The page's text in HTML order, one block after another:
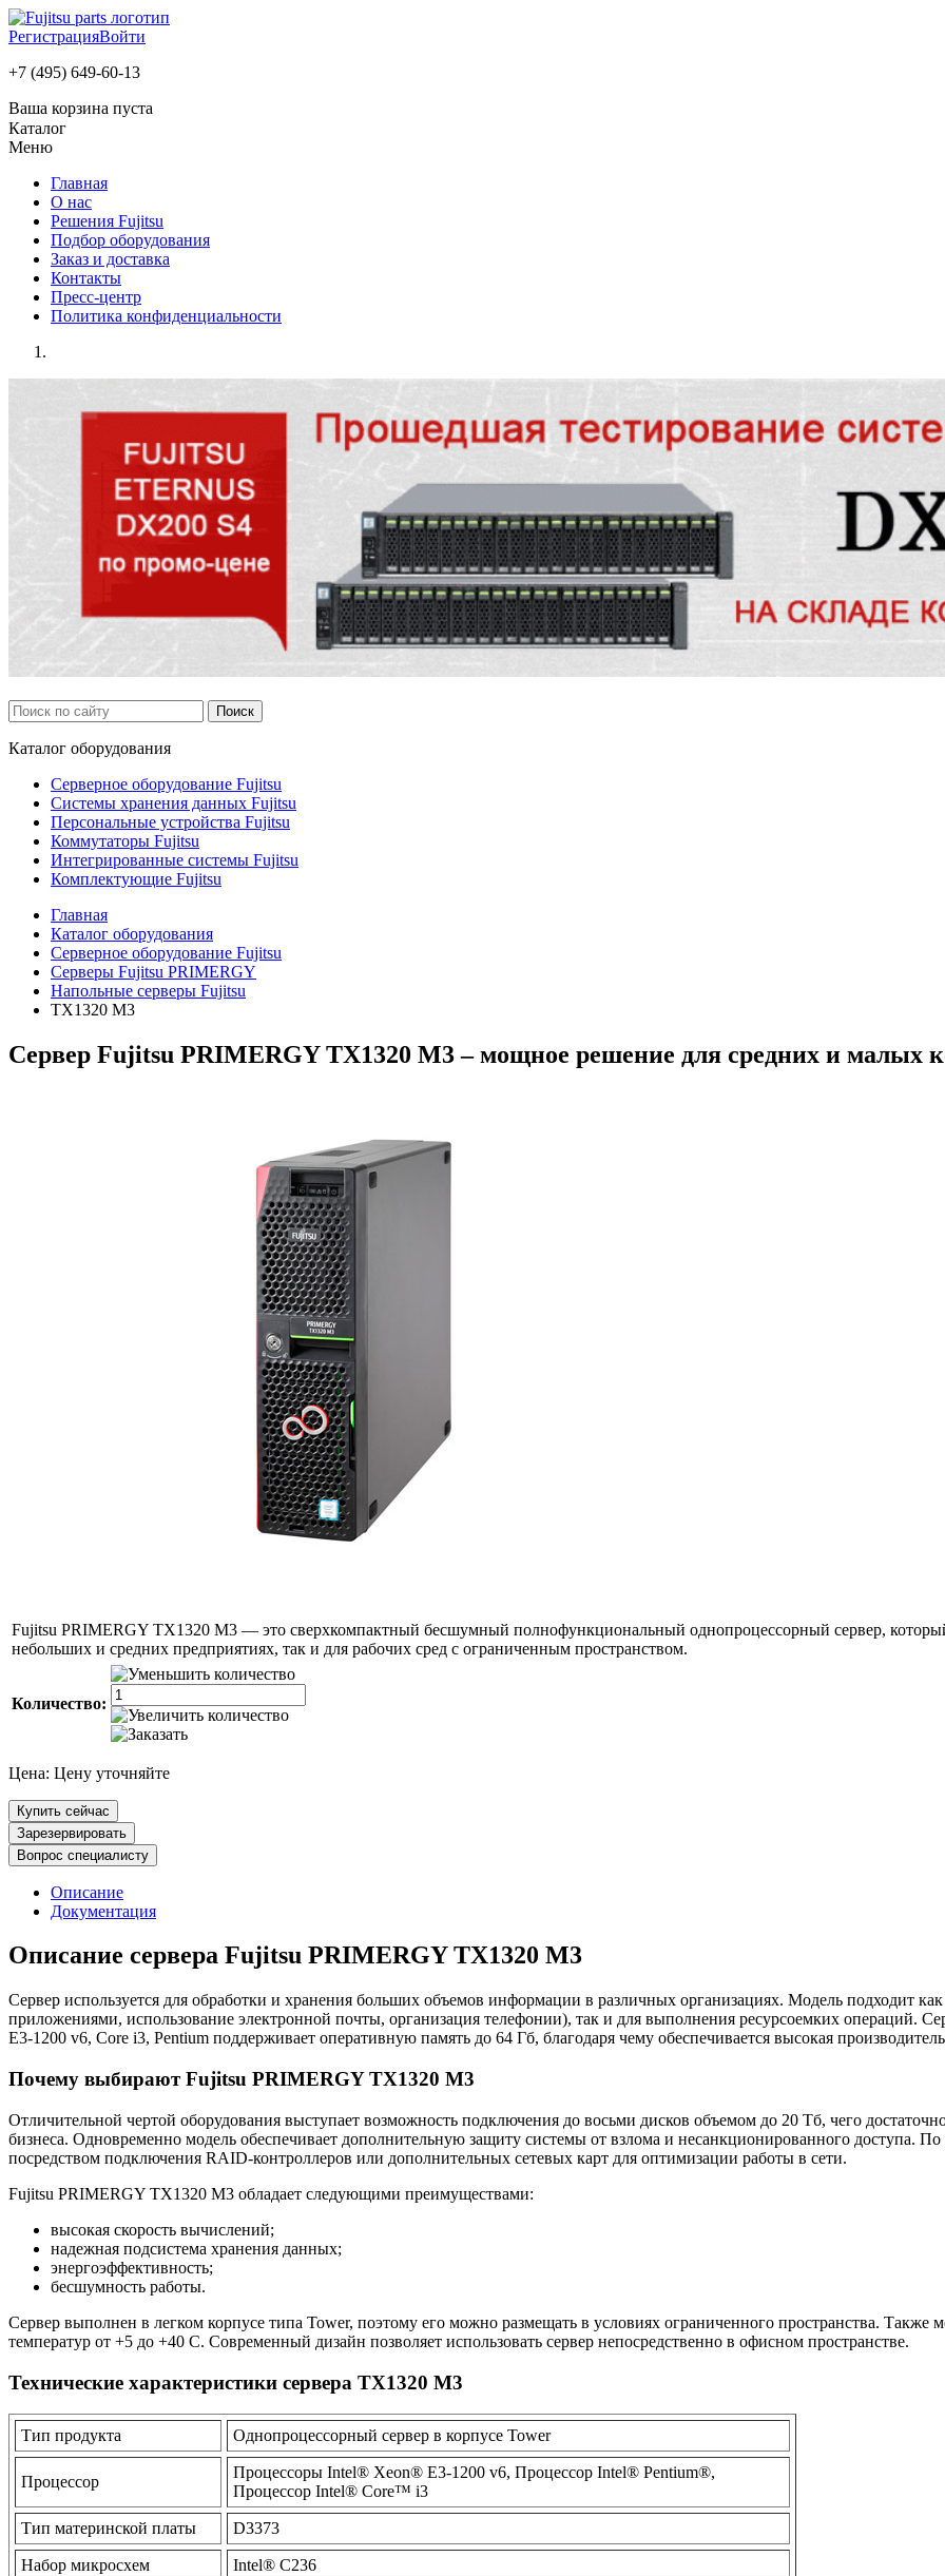
РегистрацияВойти
+7 (495) 649-60-13
Ваша корзина пуста
Каталог
Меню
Главная
О нас
Решения Fujitsu
Подбор оборудования
Заказ и доставка
Контакты
Пресс-центр
Политика конфиденциальности
Каталог оборудования
Серверное оборудование Fujitsu
Системы хранения данных Fujitsu
Персональные устройства Fujitsu
Коммутаторы Fujitsu
Интегрированные системы Fujitsu
Комплектующие Fujitsu
Главная
Каталог оборудования
Серверное оборудование Fujitsu
Серверы Fujitsu PRIMERGY
Напольные серверы Fujitsu
TX1320 M3
Сервер Fujitsu PRIMERGY TX1320 M3 – мощное решение для средних и малых
Fujitsu PRIMERGY TX1320 M3 — это сверхкомпактный бесшумный полнофункциональный однопроцессорный сервер,
небольших и средних предприятиях, так и для рабочих сред с ограниченным пространством.
Количество:
Цена: Цену уточняйте
Купить сейчас
Зарезервировать
Вопрос специалисту
Описание
Документация
Описание сервера Fujitsu PRIMERGY TX1320 M3
Сервер используется для обработки и хранения больших объемов информации в различных организациях. Модель подходит
приложениями, использование электронной почты, организация телефонии), так и для выполнения ресурсоемких операций.
E3-1200 v6, Core i3, Pentium поддерживает оперативную память до 64 Гб, благодаря чему обеспечивается высокая
Почему выбирают Fujitsu PRIMERGY TX1320 M3
Отличительной чертой оборудования выступает возможность подключения до восьми дисков объемом до 20 Тб, чего
бизнеса. Одновременно модель обеспечивает дополнительную защиту системы от взлома и несанкционированного доступа.
посредством подключения RAID-контроллеров или дополнительных сетевых карт для оптимизации работы в сети.
Fujitsu PRIMERGY TX1320 M3 обладает следующими преимуществами:
высокая скорость вычислений;
надежная подсистема хранения данных;
энергоэффективность;
бесшумность работы.
Сервер выполнен в легком корпусе типа Tower, поэтому его можно размещать в условиях ограниченного пространства.
температур от +5 до +40 С. Современный дизайн позволяет использовать сервер непосредственно в офисном пространстве.
Технические характеристики сервера TX1320 M3
Тип продукта Однопроцессорный сервер в корпусе Tower
Процессор
Процессоры Intel® Xeon® E3-1200 v6, Процессор Intel® Pentium®,
Процессор Intel® Core™ i3
Тип материнской платы D3373
Набор микросхем Intel® C236